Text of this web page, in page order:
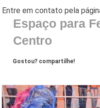
Espaço para
Centro
Gostou? compartilhe!